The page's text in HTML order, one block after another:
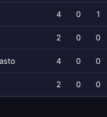
4 0 1
2 0 0
4 0 0
2 0 0